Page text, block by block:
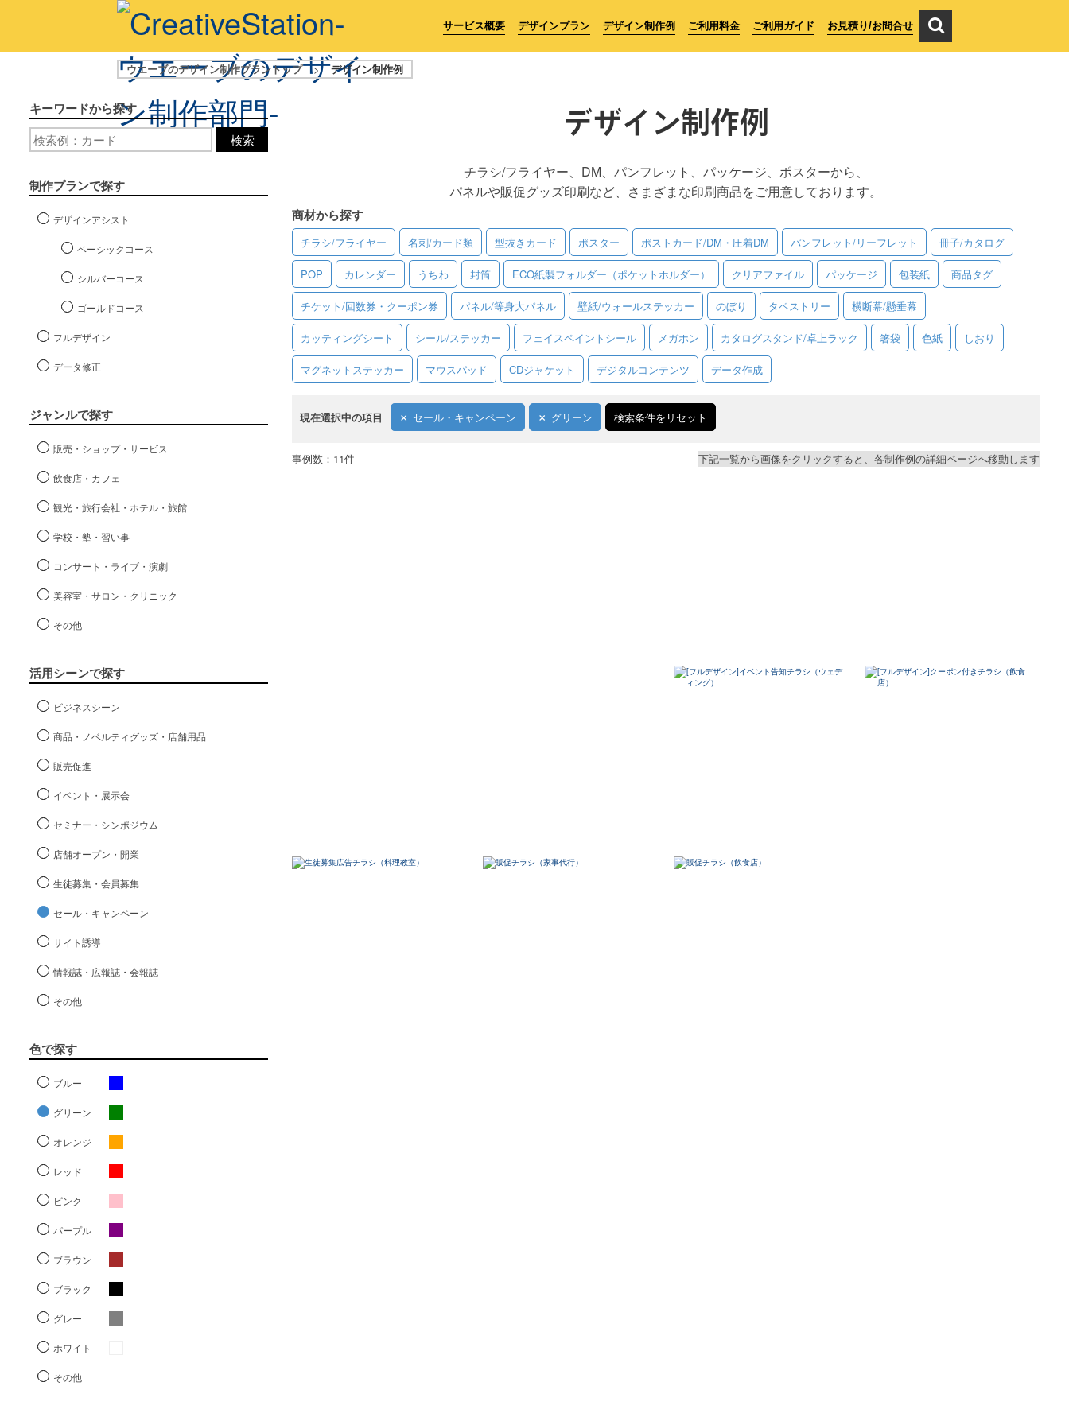
サービス概要 デザインプラン デザイン制作例 ご利用料金 ご利用ガイド お見積り/お問合せ
ウエーブのデザイン制作プラントップ > デザイン制作例
デザイン制作例
チラシ/フライヤー、DM、パンフレット、パッケージ、ポスターから、
パネルや販促グッズ印刷など、さまざまな印刷商品をご用意しております。
商材から探す
チラシ/フライヤー 名刺/カード類 型抜きカード ポスター ポストカード/DM・圧着DM パンフレット/リーフレット 冊子/カタログ
POP カレンダー うちわ 封筒 ECO紙製フォルダー（ポケットホルダー） クリアファイル パッケージ 包装紙 商品タグ
チケット/回数券・クーポン券 パネル/等身大パネル 壁紙/ウォールステッカー のぼり タペストリー 横断幕/懸垂幕
カッティングシート シール/ステッカー フェイスペイントシール メガホン カタログスタンド/卓上ラック 箸袋 色紙 しおり
マグネットステッカー マウスパッド CDジャケット デジタルコンテンツ データ作成
現在選択中の項目 セール・キャンペーン グリーン 検索条件をリセット
キーワードから探す
検索
制作プランで探す
デザインアシスト
ベーシックコース
シルバーコース
ゴールドコース
フルデザイン
データ修正
ジャンルで探す
販売・ショップ・サービス
飲食店・カフェ
観光・旅行会社・ホテル・旅館
学校・塾・習い事
コンサート・ライブ・演劇
美容室・サロン・クリニック
その他
活用シーンで探す
ビジネスシーン
商品・ノベルティグッズ・店舗用品
販売促進
イベント・展示会
セミナー・シンポジウム
店舗オープン・開業
生徒募集・会員募集
セール・キャンペーン
サイト誘導
情報誌・広報誌・会報誌
その他
色で探す
ブルー
グリーン
オレンジ
レッド
ピンク
パープル
ブラウン
ブラック
グレー
ホワイト
その他
事例数：11件 下記一覧から画像をクリックすると、各制作例の詳細ページへ移動します